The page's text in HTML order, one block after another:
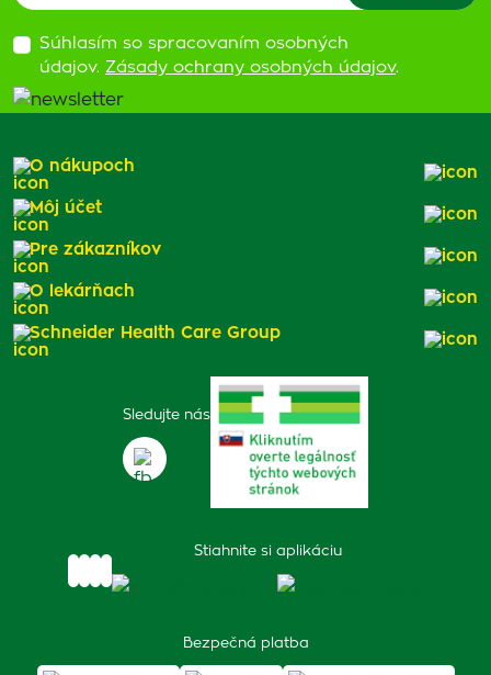
Súhlasím so spracovaním osobných
údajov. Zásady ochrany osobných údajov.
Sledujte nás
Stiahnite si aplikáciu
Bezpečná platba
O nákupoch
Môj účet
Pre zákazníkov
O lekárňach
Schneider Health Care Group